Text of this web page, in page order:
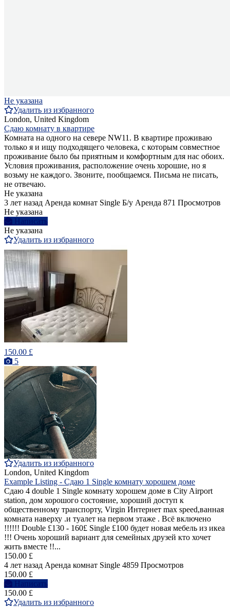
Не указана
Удалить из избранного
London, United Kingdom
Сдаю комнату в квартире
Комната на одного на севере NW11. В квартире проживаю
только я и ищу подходящего человека, с которым совместное
проживание было бы приятным и комфортным для нас обоих.
Условия проживания, расположение очень хорошие, но я
возьму не каждого. Звоните, пообщаемся. Письма не писать,
не отвечаю.
Не указана
3 лет назад Аренда комнат Single Б/у Аренда 871 Просмотров
Не указана
Написать
Не указана
Удалить из избранного
150.00 £
5
Удалить из избранного
London, United Kingdom
Example Listing - Cдаю 1 Single комнату хорошем доме
Cдаю 4 double 1 Single комнатy хорошем доме в City Airport
station, дом хорошогo состояние, хороший доступ к
общественному транспорту, Virgin Интернет max speed,ванная
комната наверху .и туалет на первом этаже . Bсё включенo
!!!!!! Double £130 - 160£ Single £100 будет новая мебель из икеа
!!! Очень хороший вариант для семейных друзей кто хочет
жить вместе !!...
150.00 £
4 лет назад Аренда комнат Single 4859 Просмотров
150.00 £
Написать
150.00 £
Удалить из избранного